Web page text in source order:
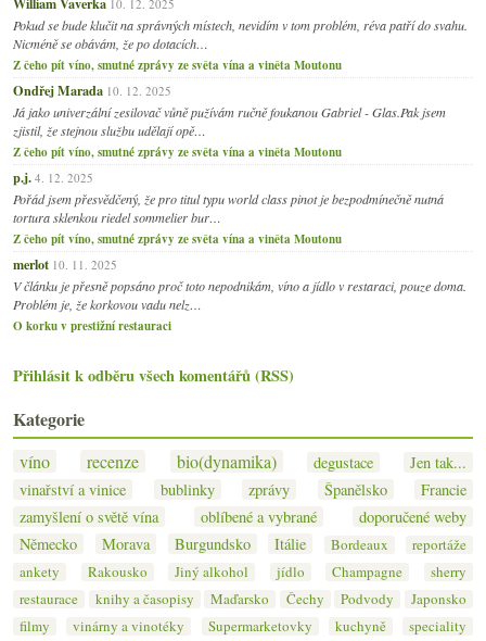
10. 12. 2025
Pokud se bude klučit na správných místech, nevidím v tom problém, réva patří do svahu.
Nicméně se obávám, že po dotacích…
Z čeho pít víno, smutné zprávy ze světa vína a viněta Moutonu
Ondřej Marada 10. 12. 2025
Já jako univerzální zesilovač vůně pužívám ručně foukanou Gabriel - Glas.Pak jsem
zjistil, že stejnou službu udělají opě…
Z čeho pít víno, smutné zprávy ze světa vína a viněta Moutonu
p.j. 4. 12. 2025
Pořád jsem přesvědčený, že pro titul typu world class pinot je bezpodmínečně nutná
tortura sklenkou riedel sommelier bur…
Z čeho pít víno, smutné zprávy ze světa vína a viněta Moutonu
merlot 10. 11. 2025
V článku je přesně popsáno proč toto nepodnikám, víno a jídlo v restaraci, pouze doma.
Problém je, že korkovou vadu nelz…
O korku v prestižní restauraci
Přihlásit k odběru všech komentářů (RSS)
Kategorie
víno recenze bio(dynamika) degustace
Jen tak...
vinařství a vinice
bublinky zprávy Španělsko
Francie
zamyšlení o světě vína
oblíbené a vybrané
doporučené weby
Německo
Morava Burgundsko Itálie Bordeaux
reportáže
ankety
Rakousko Jiný alkohol jídlo Champagne
sherry
restaurace
knihy a časopisy Maďarsko Čechy Podvody
Japonsko
filmy
vinárny a vinotéky Supermarketovky kuchyně speciality